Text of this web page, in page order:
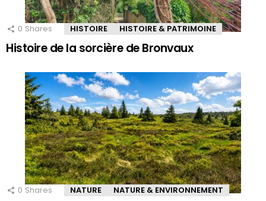
0 Shares HISTOIRE HISTOIRE & PATRIMOINE
Histoire de la sorcière de Bronvaux
0 Shares NATURE NATURE & ENVIRONNEMENT